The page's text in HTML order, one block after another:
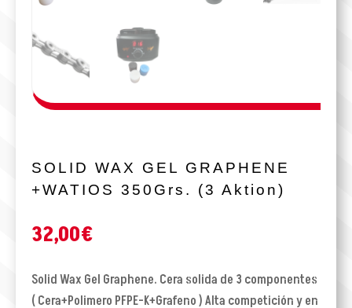
SOLID WAX GEL GRAPHENE
+WATIOS 350Grs. (3 Aktion)
32,00€
Solid Wax Gel Graphene. Cera solida de 3 componentes
( Cera+Polimero PFPE-K+Grafeno ) Alta competición y en